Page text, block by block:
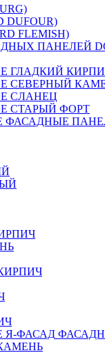
FLEMISH)
ПАНЕЛЕЙ
ГЛАДКИЙ
СЕВЕРНЫЙ
СЛАНЕЦ
СТАРЫЙ ФОРТ
ФАСАДНЫЕ